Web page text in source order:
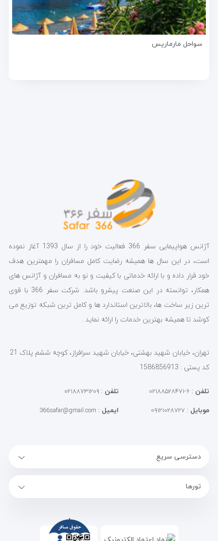
سواحل مارماریس
آژانس هواپیمایی سفر 366 فعالیت خود را از سال 1393 آغاز نموده
است، در این سال ها همیشه رضایت کامل مسافران را مهمترین هدف
خود قرار داده و با ارائه خدماتی با کیفیت و نو به مسافران و آژانس های
همکار، توانسته در این صنعت پیشرو باشد. شرکت سفر 366 با قوی
ترین زیر ساخت ها، بالاترین استاندارد ها و کامل ترین شبکه توزیع می
کوشد تا همیشه بهترین خدمات را ارائه نماید .
تهران، خیابان شهید بهشتی، خیابان شهید سرافراز، کوچه ششم پلاک 21
کد پستی : 1586856913
تلفن : ۶-۰۲۱۸۸۵۲۸۴۷۱ تلفن : ۰۲۱۸۸۷۳۱۲۰۹
موبایل : ۰۹۱۲۱۰۲۸۷۲۷ ایمیل :
366safar@gmail.com
دسترسی سریع
تورها